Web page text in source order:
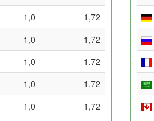
1,0
1,72
1,0
1,72
1,0
1,72
1,0
1,72
1,0
1,72